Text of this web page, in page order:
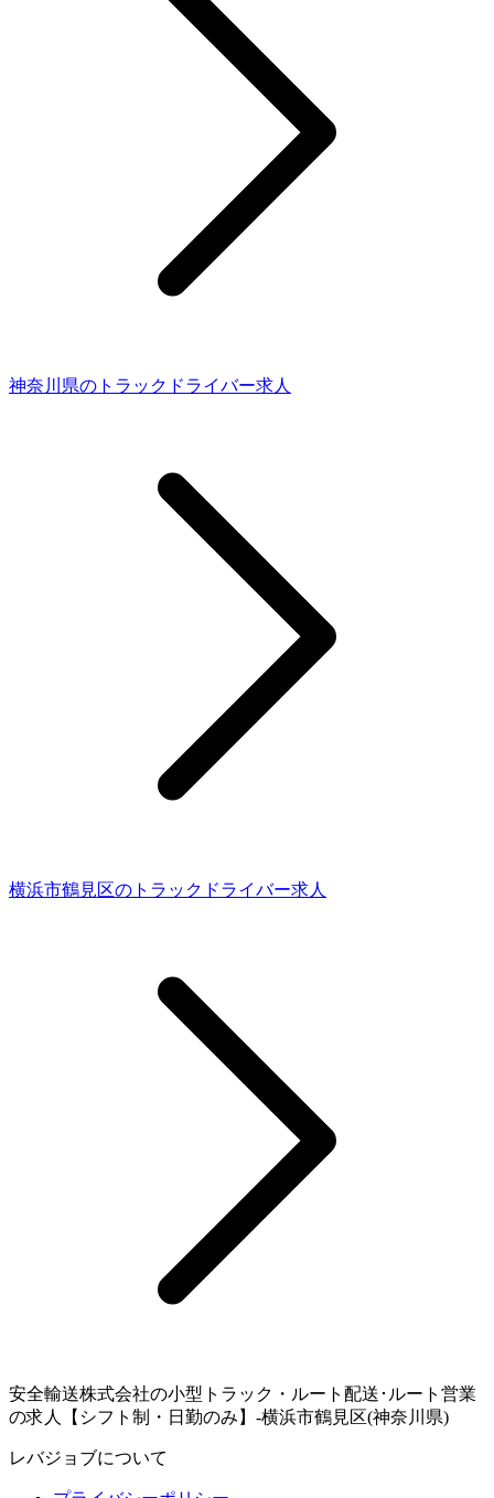
神奈川県のトラックドライバー求人
横浜市鶴見区のトラックドライバー求人
安全輸送株式会社の小型トラック・ルート配送･ルート営業
の求人【シフト制・日勤のみ】-横浜市鶴見区(神奈川県)
レバジョブについて